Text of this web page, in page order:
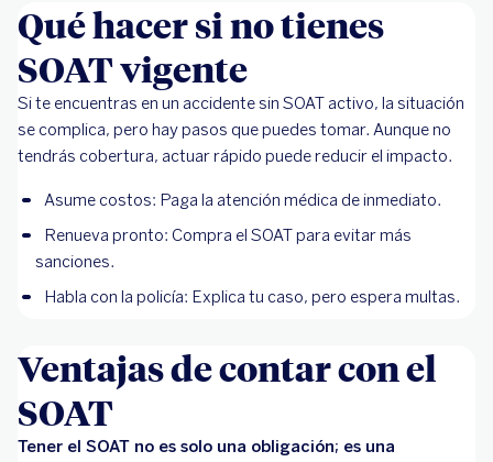
Qué hacer si no tienes
SOAT vigente
Si te encuentras en un accidente sin SOAT activo, la situación
se complica, pero hay pasos que puedes tomar. Aunque no
tendrás cobertura, actuar rápido puede reducir el impacto.
Asume costos: Paga la atención médica de inmediato.
Renueva pronto: Compra el SOAT para evitar más
sanciones.
Habla con la policía: Explica tu caso, pero espera multas.
Ventajas de contar con el
SOAT
Tener el SOAT no es solo una obligación; es una